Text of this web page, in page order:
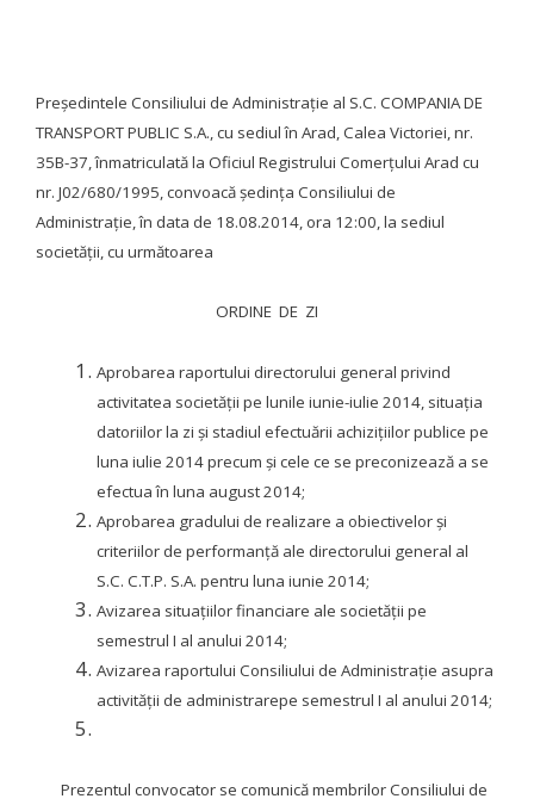
Preşedintele Consiliului de Administraţie al S.C. COMPANIA DE
TRANSPORT PUBLIC S.A., cu sediul în Arad, Calea Victoriei, nr.
35B-37, înmatriculată la Oficiul Registrului Comerţului Arad cu
nr. J02/680/1995, convoacă şedinţa Consiliului de
Administraţie, în data de 18.08.2014, ora 12:00, la sediul
societăţii, cu următoarea
ORDINE DE ZI
Aprobarea raportului directorului general privind
activitatea societății pe lunile iunie-iulie 2014, situaţia
datoriilor la zi și stadiul efectuării achiziţiilor publice pe
luna iulie 2014 precum și cele ce se preconizează a se
efectua în luna august 2014;
Aprobarea gradului de realizare a obiectivelor și
criteriilor de performanță ale directorului general al
S.C. C.T.P. S.A. pentru luna iunie 2014;
Avizarea situațiilor financiare ale societății pe
semestrul I al anului 2014;
Avizarea raportului Consiliului de Administrație asupra
activităţii de administrarepe semestrul I al anului 2014;
Prezentul convocator se comunică membrilor Consiliului de